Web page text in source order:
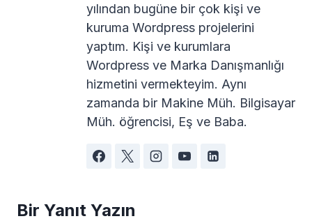
yılından bugüne bir çok kişi ve
kuruma Wordpress projelerini
yaptım. Kişi ve kurumlara
Wordpress ve Marka Danışmanlığı
hizmetini vermekteyim. Aynı
zamanda bir Makine Müh. Bilgisayar
Müh. öğrencisi, Eş ve Baba.
Bir Yanıt Yazın